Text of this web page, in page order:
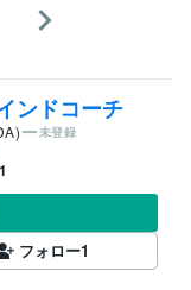
ンドコーチ
未登録
1
フォロー1